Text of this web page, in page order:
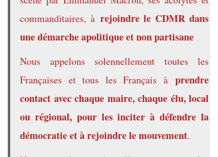
commanditaires, à rejoindre le CDMR dans
une démarche apolitique et non partisane
Nous appelons solennellement toutes les
Françaises et tous les Français à prendre
contact avec chaque maire, chaque élu, local
ou régional, pour les inciter à défendre la
démocratie et à rejoindre le mouvement.